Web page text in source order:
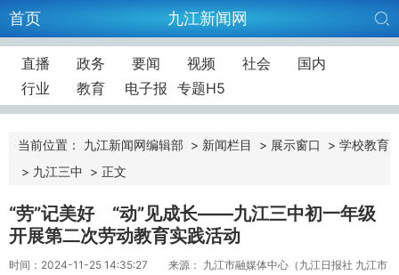
首页 九江新闻网
直播 政务 要闻 视频 社会
国内
行业
教育 电子报 专题H5
当前位置： 九江新闻网编辑部 > 新闻栏目 > 展示窗口 > 学校教育
> 九江三中 > 正文
“劳”记美好 “动”见成长——九江三中初一年级
开展第二次劳动教育实践活动
时间：2024-11-25 14:35:27
来源： 九江市融媒体中心（九江日报社 九江市